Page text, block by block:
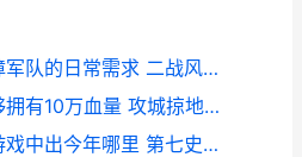
二战风云后勤怎么保障军队的日常需求 二战风云后期兵种
攻城掠地别人为何能够拥有10万血量 攻城掠地别人为什么会死
第七史诗精灵之花在游戏中出今年哪里 第七史诗精灵之花